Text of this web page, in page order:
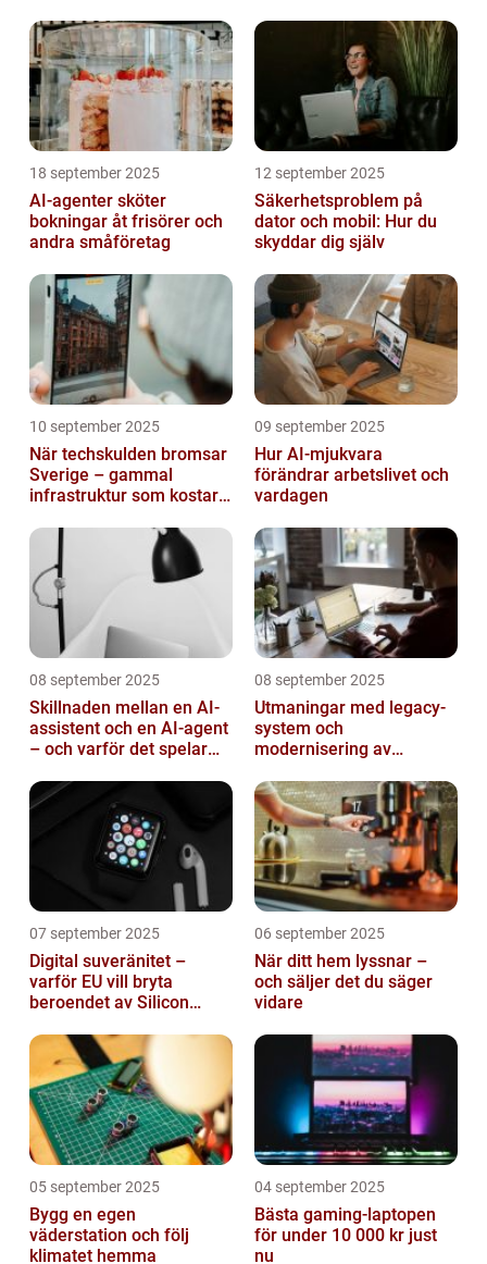
18 september 2025
AI-agenter sköter
bokningar åt frisörer och
andra småföretag
12 september 2025
Säkerhetsproblem på
dator och mobil: Hur du
skyddar dig själv
10 september 2025
När techskulden bromsar
Sverige – gammal
infrastruktur som kostar
09 september 2025
Hur AI-mjukvara
förändrar arbetslivet och
vardagen
08 september 2025
Skillnaden mellan en AI-
assistent och en AI-agent
– och varför det spelar
08 september 2025
Utmaningar med legacy-
system och
modernisering av
07 september 2025
Digital suveränitet –
varför EU vill bryta
beroendet av Silicon
06 september 2025
När ditt hem lyssnar –
och säljer det du säger
vidare
05 september 2025
Bygg en egen
väderstation och följ
klimatet hemma
04 september 2025
Bästa gaming-laptopen
för under 10 000 kr just
nu